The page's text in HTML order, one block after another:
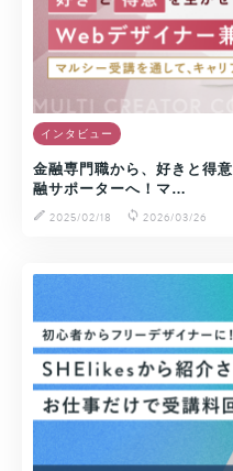
インタビュー
金融専門職から、好きと得
融サポーターへ！マ…
2025/02/18
2026/03/26